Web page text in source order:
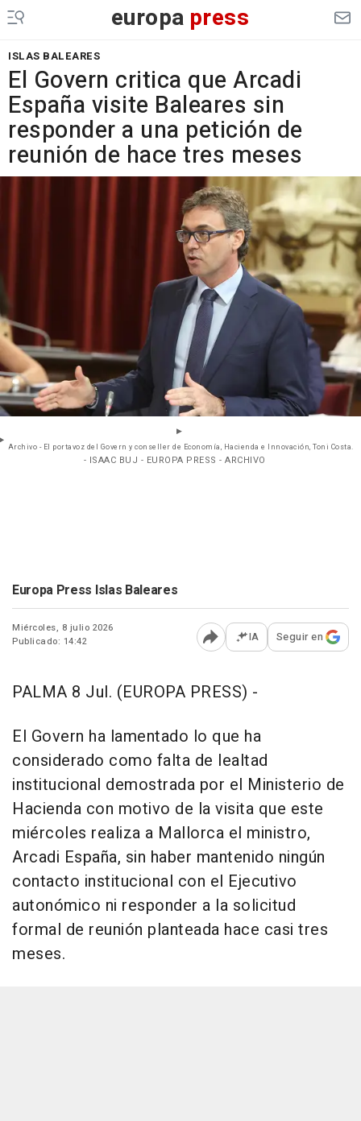
europa press
ISLAS BALEARES
El Govern critica que Arcadi
España visite Baleares sin
responder a una petición de
reunión de hace tres meses
Archivo - El portavoz del Govern y conseller de Economía, Hacienda e Innovación, Toni Costa.
- ISAAC BUJ - EUROPA PRESS - ARCHIVO
Europa Press Islas Baleares
Miércoles, 8 julio 2026
Publicado: 14:42
Abrir opciones para
IA Seguir en
PALMA 8 Jul. (EUROPA PRESS) -
El Govern ha lamentado lo que ha
considerado como falta de lealtad
institucional demostrada por el Ministerio de
Hacienda con motivo de la visita que este
miércoles realiza a Mallorca el ministro,
Arcadi España, sin haber mantenido ningún
contacto institucional con el Ejecutivo
autonómico ni responder a la solicitud
formal de reunión planteada hace casi tres
meses.